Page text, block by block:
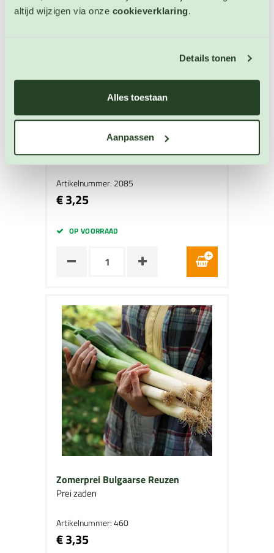
altijd wijzigen via onze cookieverklaring.
Details tonen
Alles toestaan
Aanpassen
Winterprei Elefant
Prei zaden
Artikelnummer: 2085
€ 3,25
OP VOORRAAD
Zomerprei Bulgaarse Reuzen
Prei zaden
Artikelnummer: 460
€ 3,35